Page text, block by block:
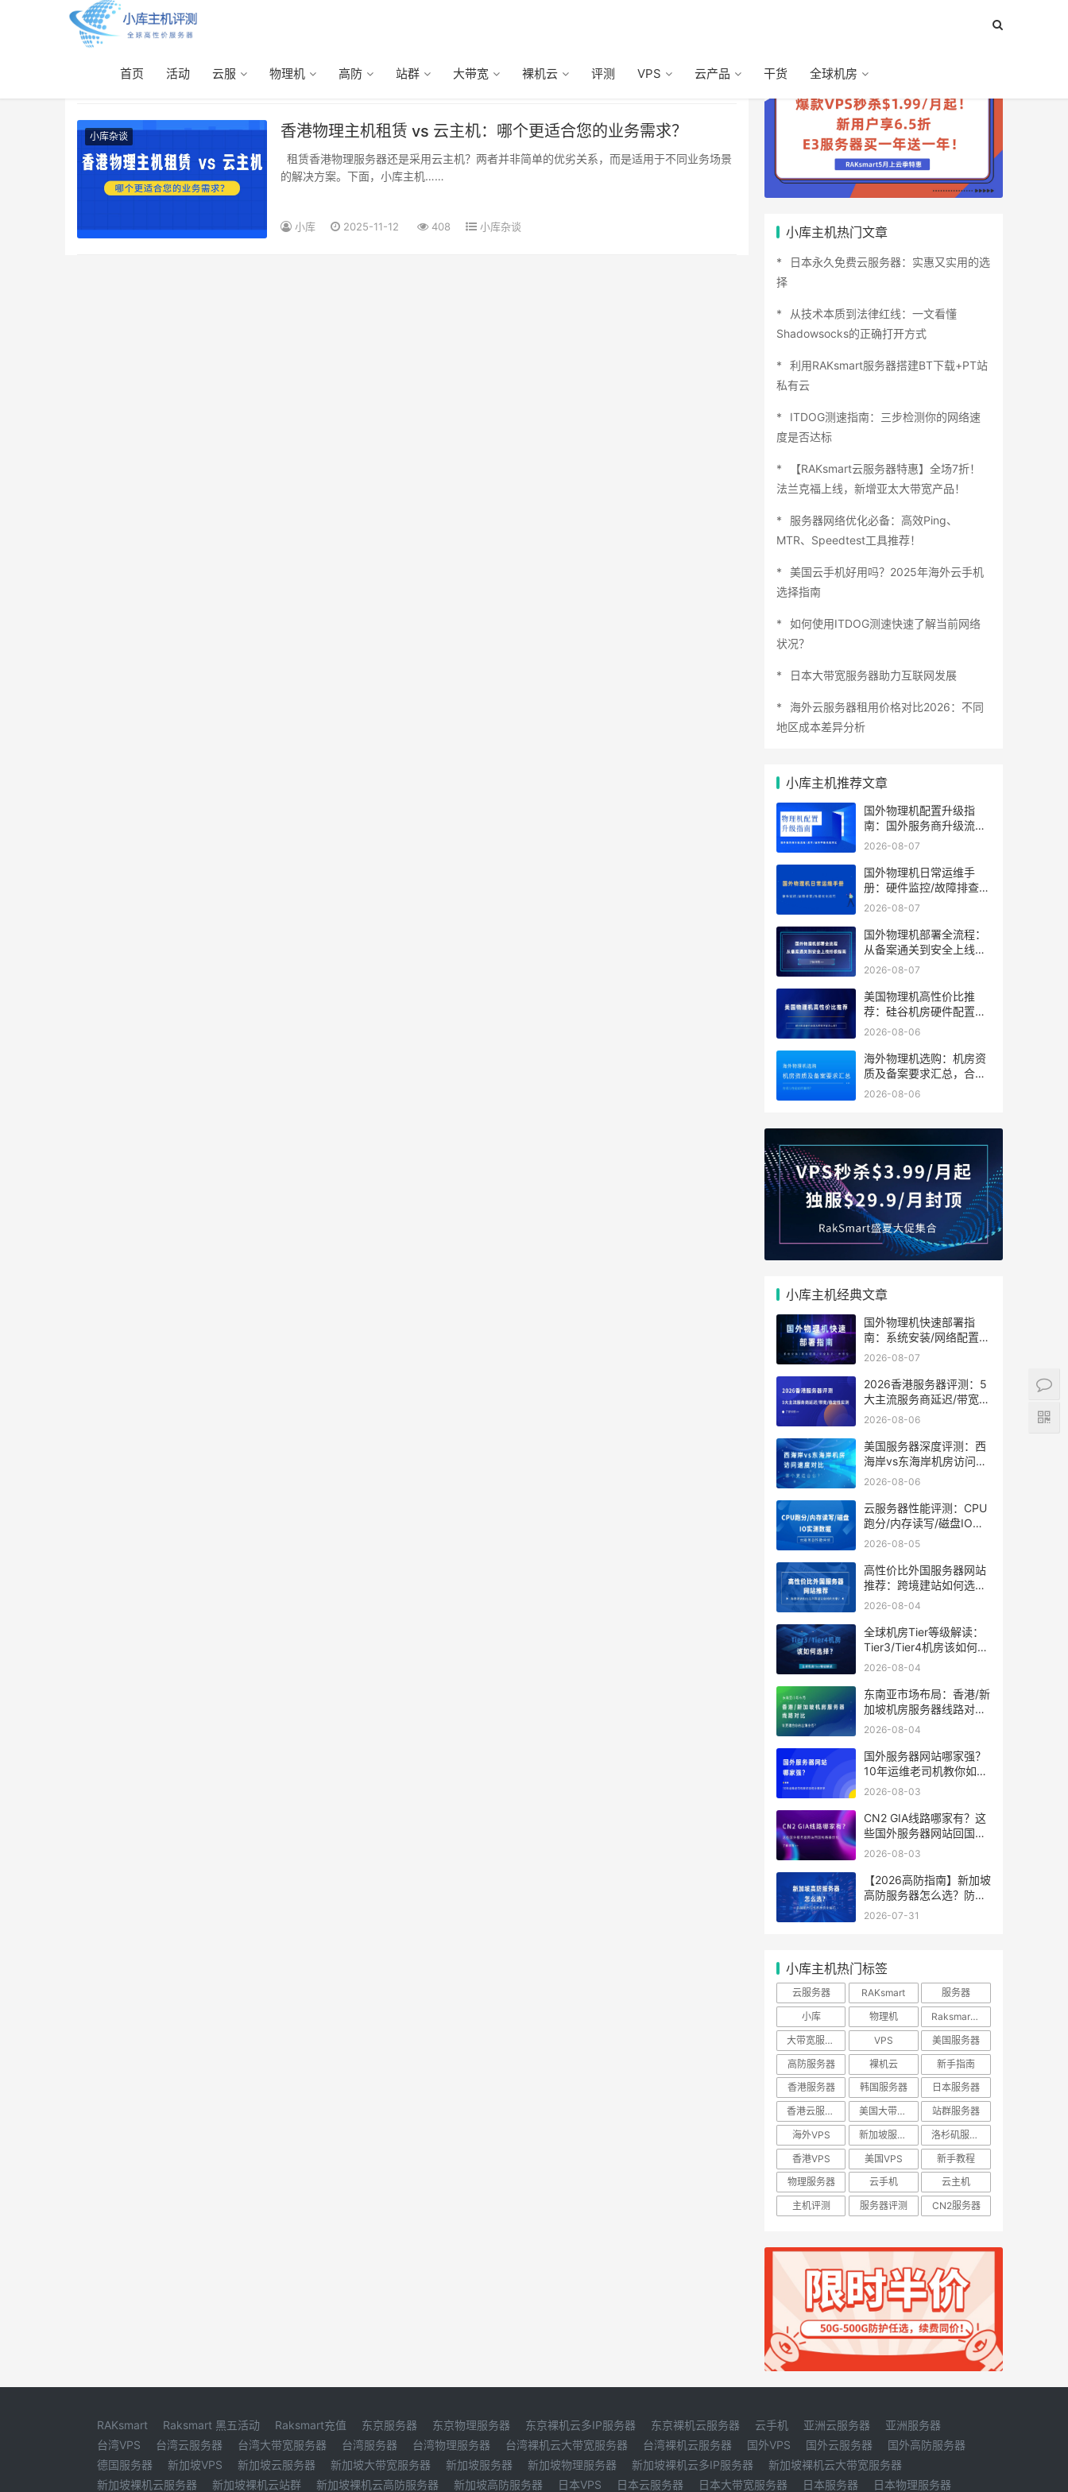
首页 活动 云服 物理机 高防 站群 大带宽 裸机云 评测 VPS 云产品 干货 全球机房
香港物理主机租赁
小库杂谈 香港物理主机租赁 vs 云主机：哪个更适合您的业务需求？
的解决方案。下面，小库主机……
小库 2025-11-12 408 小库杂谈 小库主机热门文章
日本永久免费云服务器：实惠又实用的选
择
从技术本质到法律红线：一文看懂
Shadowsocks的正确打开方式
利用RAKsmart服务器搭建BT下载+PT站
私有云
ITDOG测速指南：三步检测你的网络速
度是否达标
【RAKsmart云服务器特惠】全场7折！
法兰克福上线，新增亚太大带宽产品！
服务器网络优化必备：高效Ping、
MTR、Speedtest工具推荐！
美国云手机好用吗？2025年海外云手机
选择指南
如何使用ITDOG测速快速了解当前网络
状况？
日本大带宽服务器助力互联网发展
海外云服务器租用价格对比2026：不同
地区成本差异分析
小库主机推荐文章
国外物理机配置升级指
南：国外服务商升级流程/
成本/业务中断风险对比
2026-08-07
国外物理机日常运维手
册：硬件监控/故障排查/
性能优化技巧
2026-08-07
国外物理机部署全流程：
从备案通关到安全上线终
极指南
2026-08-07
美国物理机高性价比推
荐：硅谷机房硬件配置及
带宽方案怎么选？
2026-08-06
海外物理机选购：机房资
质及备案要求汇总，合规
与性能如何兼得？
2026-08-06
小库主机经典文章
国外物理机快速部署指
南：系统安装/网络配置/
安全防护一步到位
2026-08-07
2026香港服务器评测：5
大主流服务商延迟/带宽/
稳定性实测
2026-08-06
美国服务器深度评测：西
海岸vs东海岸机房访问速
度对比，哪个更适合你？
2026-08-06
云服务器性能评测：CPU
跑分/内存读写/磁盘IO实
测数据
2026-08-05
高性价比外国服务器网站
推荐：跨境建站如何选到
靠谱又省钱的方案？
2026-08-04
全球机房Tier等级解读：
Tier3/Tier4机房该如何选
择？
2026-08-04
东南亚市场布局：香港/新
加坡机房服务器线路对
比，谁更适合你的出海业
2026-08-04
国外服务器网站哪家强？
10年运维老司机教你如何
分辨好坏
2026-08-03
CN2 GIA线路哪家有？这
些国外服务器网站回国线
路最优化
2026-08-03
【2026高防指南】新加坡
高防服务器怎么选？防御
能力与线路性价比排行
2026-07-31
小库主机热门标签
云服务器 RAKsmart
服务器
小库
物理机
Raksmart优惠
大带宽服务器
VPS
美国服务器
高防服务器
裸机云
新手指南
香港服务器
韩国服务器
日本服务器
香港云服务器
美国大带宽服务器
站群服务器
海外VPS
新加坡服务器
洛杉矶服务器
香港VPS
美国VPS
新手教程
物理服务器
云手机
云主机
主机评测
服务器评测 CN2服务器
RAKsmart Raksmart 黑五活动 Raksmart充值 东京服务器 东京物理服务器 东京裸机云多IP服务器 东京裸机云服务器 云手机 亚洲云服务器
亚洲服务器
台湾VPS
台湾云服务器 台湾大带宽服务器 台湾服务器 台湾物理服务器 台湾裸机云大带宽服务器 台湾裸机云服务器 国外VPS 国外云服务器
国外高防服务器
德国服务器
新加坡VPS 新加坡云服务器 新加坡大带宽服务器 新加坡服务器 新加坡物理服务器 新加坡裸机云多IP服务器
新加坡裸机云大带宽服务器
新加坡裸机云服务器
新加坡裸机云站群 新加坡裸机云高防服务器 新加坡高防服务器 日本VPS 日本云服务器 日本大带宽服务器 日本服务器 日本物理服务器